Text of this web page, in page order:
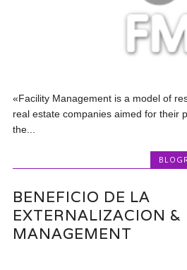
«Facility Management is a model of
real estate companies aimed for their
the...
BENEFICIO DE LA
EXTERNALIZACION &
MANAGEMENT